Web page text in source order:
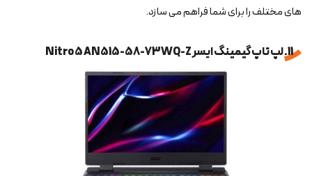
های مختلف را برای شما فراهم می سازد.
11. لپ تاپ گیمینگ ایسر Nitro 5 AN515-58-73WQ-Z